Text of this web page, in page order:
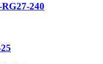
240